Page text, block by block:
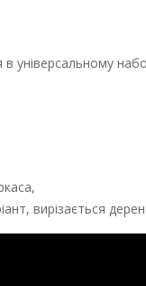
універсальному
вирізається